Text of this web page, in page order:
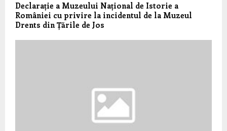
Declarație a Muzeului Național de Istorie a
României cu privire la incidentul de la Muzeul
Drents din Țările de Jos